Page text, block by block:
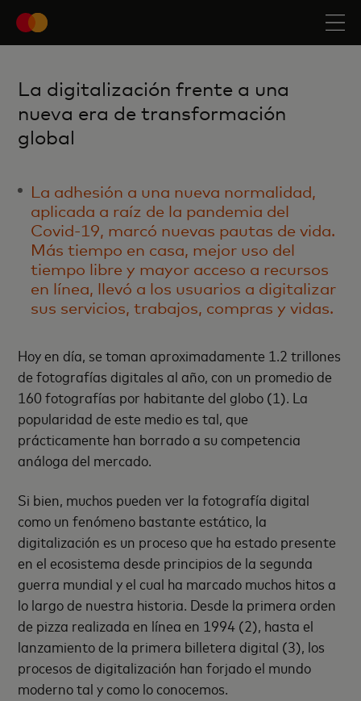
La digitalización frente a una
nueva era de transformación
global
La adhesión a una nueva normalidad,
aplicada a raíz de la pandemia del
Covid-19, marcó nuevas pautas de vida.
Más tiempo en casa, mejor uso del
tiempo libre y mayor acceso a recursos
en línea, llevó a los usuarios a digitalizar
sus servicios, trabajos, compras y vidas.
Hoy en día, se toman aproximadamente 1.2 trillones
de fotografías digitales al año, con un promedio de
160 fotografías por habitante del globo (1). La
popularidad de este medio es tal, que
prácticamente han borrado a su competencia
análoga del mercado.
Si bien, muchos pueden ver la fotografía digital
como un fenómeno bastante estático, la
digitalización es un proceso que ha estado presente
en el ecosistema desde principios de la segunda
guerra mundial y el cual ha marcado muchos hitos a
lo largo de nuestra historia. Desde la primera orden
de pizza realizada en línea en 1994 (2), hasta el
lanzamiento de la primera billetera digital (3), los
procesos de digitalización han forjado el mundo
moderno tal y como lo conocemos.